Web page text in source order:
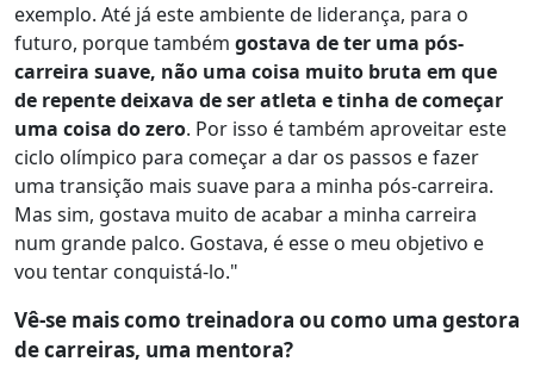
exemplo. Até já este ambiente de liderança, para o
futuro, porque também gostava de ter uma pós-
carreira suave, não uma coisa muito bruta em que
de repente deixava de ser atleta e tinha de começar
uma coisa do zero. Por isso é também aproveitar este
ciclo olímpico para começar a dar os passos e fazer
uma transição mais suave para a minha pós-carreira.
Mas sim, gostava muito de acabar a minha carreira
num grande palco. Gostava, é esse o meu objetivo e
vou tentar conquistá-lo."
Vê-se mais como treinadora ou como uma gestora
de carreiras, uma mentora?